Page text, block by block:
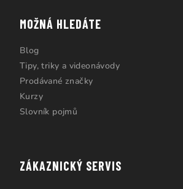
MOŽNÁ HLEDÁTE
Blog
Tipy, triky a videonávody
Prodávané značky
Kurzy
Slovník pojmů
ZÁKAZNICKÝ SERVIS